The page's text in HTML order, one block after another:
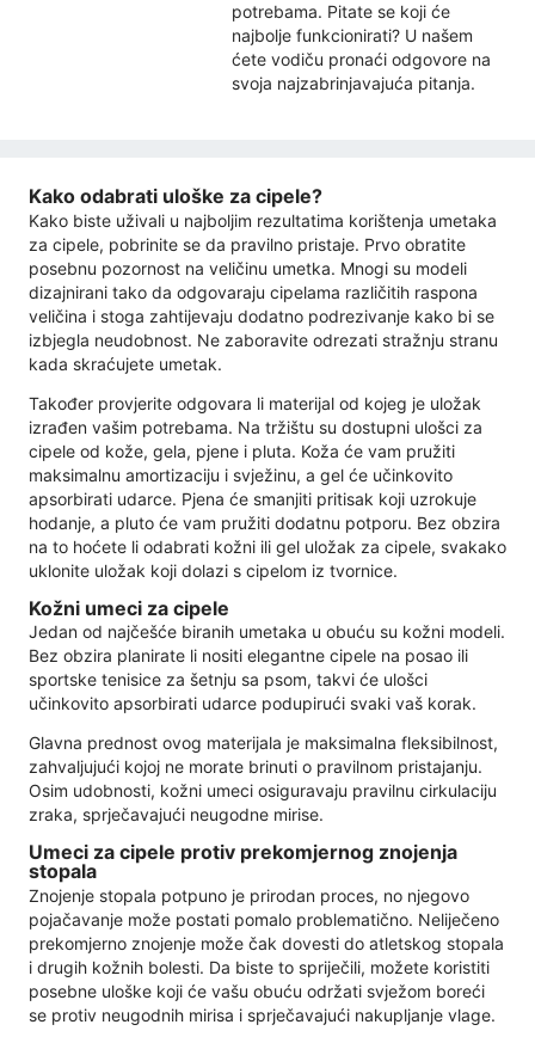
potrebama. Pitate se koji će
najbolje funkcionirati? U našem
ćete vodiču pronaći odgovore na
svoja najzabrinjavajuća pitanja.
Kako odabrati uloške za cipele?
Kako biste uživali u najboljim rezultatima korištenja umetaka
za cipele, pobrinite se da pravilno pristaje. Prvo obratite
posebnu pozornost na veličinu umetka. Mnogi su modeli
dizajnirani tako da odgovaraju cipelama različitih raspona
veličina i stoga zahtijevaju dodatno podrezivanje kako bi se
izbjegla neudobnost. Ne zaboravite odrezati stražnju stranu
kada skraćujete umetak.
Također provjerite odgovara li materijal od kojeg je uložak
izrađen vašim potrebama. Na tržištu su dostupni ulošci za
cipele od kože, gela, pjene i pluta. Koža će vam pružiti
maksimalnu amortizaciju i svježinu, a gel će učinkovito
apsorbirati udarce. Pjena će smanjiti pritisak koji uzrokuje
hodanje, a pluto će vam pružiti dodatnu potporu. Bez obzira
na to hoćete li odabrati kožni ili gel uložak za cipele, svakako
uklonite uložak koji dolazi s cipelom iz tvornice.
Kožni umeci za cipele
Jedan od najčešće biranih umetaka u obuću su kožni modeli.
Bez obzira planirate li nositi elegantne cipele na posao ili
sportske tenisice za šetnju sa psom, takvi će ulošci
učinkovito apsorbirati udarce podupirući svaki vaš korak.
Glavna prednost ovog materijala je maksimalna fleksibilnost,
zahvaljujući kojoj ne morate brinuti o pravilnom pristajanju.
Osim udobnosti, kožni umeci osiguravaju pravilnu cirkulaciju
zraka, sprječavajući neugodne mirise.
Umeci za cipele protiv prekomjernog znojenja
stopala
Znojenje stopala potpuno je prirodan proces, no njegovo
pojačavanje može postati pomalo problematično. Neliječeno
prekomjerno znojenje može čak dovesti do atletskog stopala
i drugih kožnih bolesti. Da biste to spriječili, možete koristiti
posebne uloške koji će vašu obuću održati svježom boreći
se protiv neugodnih mirisa i sprječavajući nakupljanje vlage.